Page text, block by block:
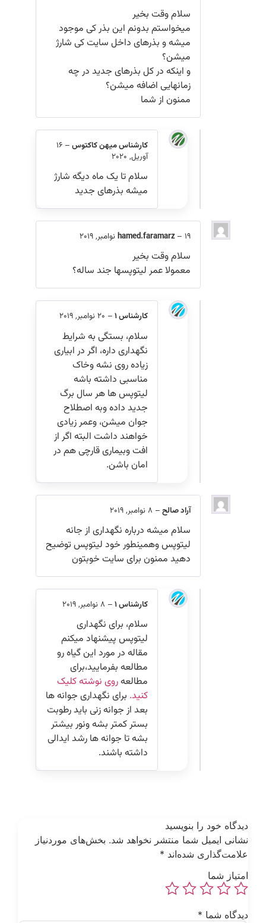
سلام وقت بخیر
میخواستم بدونم این بذر کی موجود
میشه و بذرهای داخل سایت کی شارژ
میشن؟
و اینکه در کل بذرهای جدید در چه
زمانهایی اضافه میشن؟
ممنون از شما
کارشناس میهن کاکتوس–
16
آوریل, 2020
سلام تا یک ماه دیگه شارژ
میشه بذرهای جدید
hamed.faramarz
سلام وقت بخیر
معمولا عمر لیتوپسها جند ساله؟
کارشناس 1 –20 نوامبر, 2019
سلام، بستگی به شرایط
نگهداری داره، اگر در ابیاری
زیاده روی نشه وخاک
مناسبی داشته باشه
لیتوپس ها هر سال برگ
جدید داده وبه اصطلاح
جوان میشن، وعمر زیادی
خواهند داشت البته اگر از
افت وبیماری قارچی هم در
امان باشن.
آراد صالح–8 نوامبر, 2019
سلام میشه درباره نگهداری از جانه
لیتوپس وهمینطور خود لیتوپس توضیح
دهید ممنون برای سایت خوبتون
کارشناس 1 –8 نوامبر, 2019
سلام، برای نگهداری
لیتوپس پیشنهاد میکنم
مقاله در مورد این گیاه رو
مطالعه بفرمایید،برای
مطالعهروی نوشته کلیک
کنید.برای نگهداری جوانه ها
بعد از جوانه زنی باید رطوبت
بستر کمتر بشه ونور بیشتر
بشه تا جوانه ها رشد ایدالی
داشته باشند.
خود را بنویسید
ایمیل شما منتشر نخواهد شد. بخش‌های موردنیاز
شده‌اند*
شما
شما *